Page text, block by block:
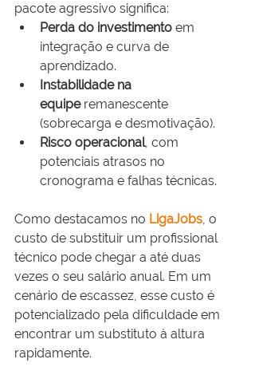
pacote agressivo significa:
Perda do investimento em
integração e curva de
aprendizado.
Instabilidade na
equipe remanescente
(sobrecarga e desmotivação).
Risco operacional, com
potenciais atrasos no
cronograma e falhas técnicas.
Como destacamos no LigaJobs, o
custo de substituir um profissional
técnico pode chegar a até duas
vezes o seu salário anual. Em um
cenário de escassez, esse custo é
potencializado pela dificuldade em
encontrar um substituto à altura
rapidamente.